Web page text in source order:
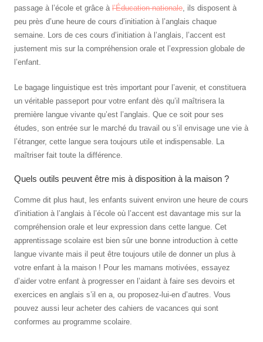
passage à l’école et grâce à l’Éducation nationale, ils disposent à
peu près d’une heure de cours d’initiation à l’anglais chaque
semaine. Lors de ces cours d’initiation à l’anglais, l’accent est
justement mis sur la compréhension orale et l’expression globale de
l’enfant.
Le bagage linguistique est très important pour l’avenir, et constituera
un véritable passeport pour votre enfant dès qu’il maîtrisera la
première langue vivante qu’est l’anglais. Que ce soit pour ses
études, son entrée sur le marché du travail ou s’il envisage une vie à
l’étranger, cette langue sera toujours utile et indispensable. La
maîtriser fait toute la différence.
Quels outils peuvent être mis à disposition à la maison ?
Comme dit plus haut, les enfants suivent environ une heure de cours
d’initiation à l’anglais à l’école où l’accent est davantage mis sur la
compréhension orale et leur expression dans cette langue. Cet
apprentissage scolaire est bien sûr une bonne introduction à cette
langue vivante mais il peut être toujours utile de donner un plus à
votre enfant à la maison ! Pour les mamans motivées, essayez
d’aider votre enfant à progresser en l’aidant à faire ses devoirs et
exercices en anglais s’il en a, ou proposez-lui-en d’autres. Vous
pouvez aussi leur acheter des cahiers de vacances qui sont
conformes au programme scolaire.